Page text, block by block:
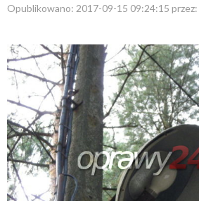
Opublikowano: 2017-09-15 09:24:15 przez: